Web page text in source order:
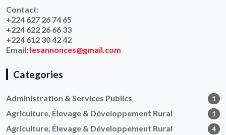
Contact:
+224 627 26 74 65
+224 622 26 66 33
+224 612 30 42 42
Email: lesannonces@gmail.com
Categories
Administration & Services Publics 1
Agriculture, Élevage & Développement Rural 1
Agriculture, Élevage & Développement Rural 4